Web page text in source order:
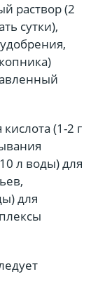
раствор (2
сутки),
(1-2 г
л воды) для
для